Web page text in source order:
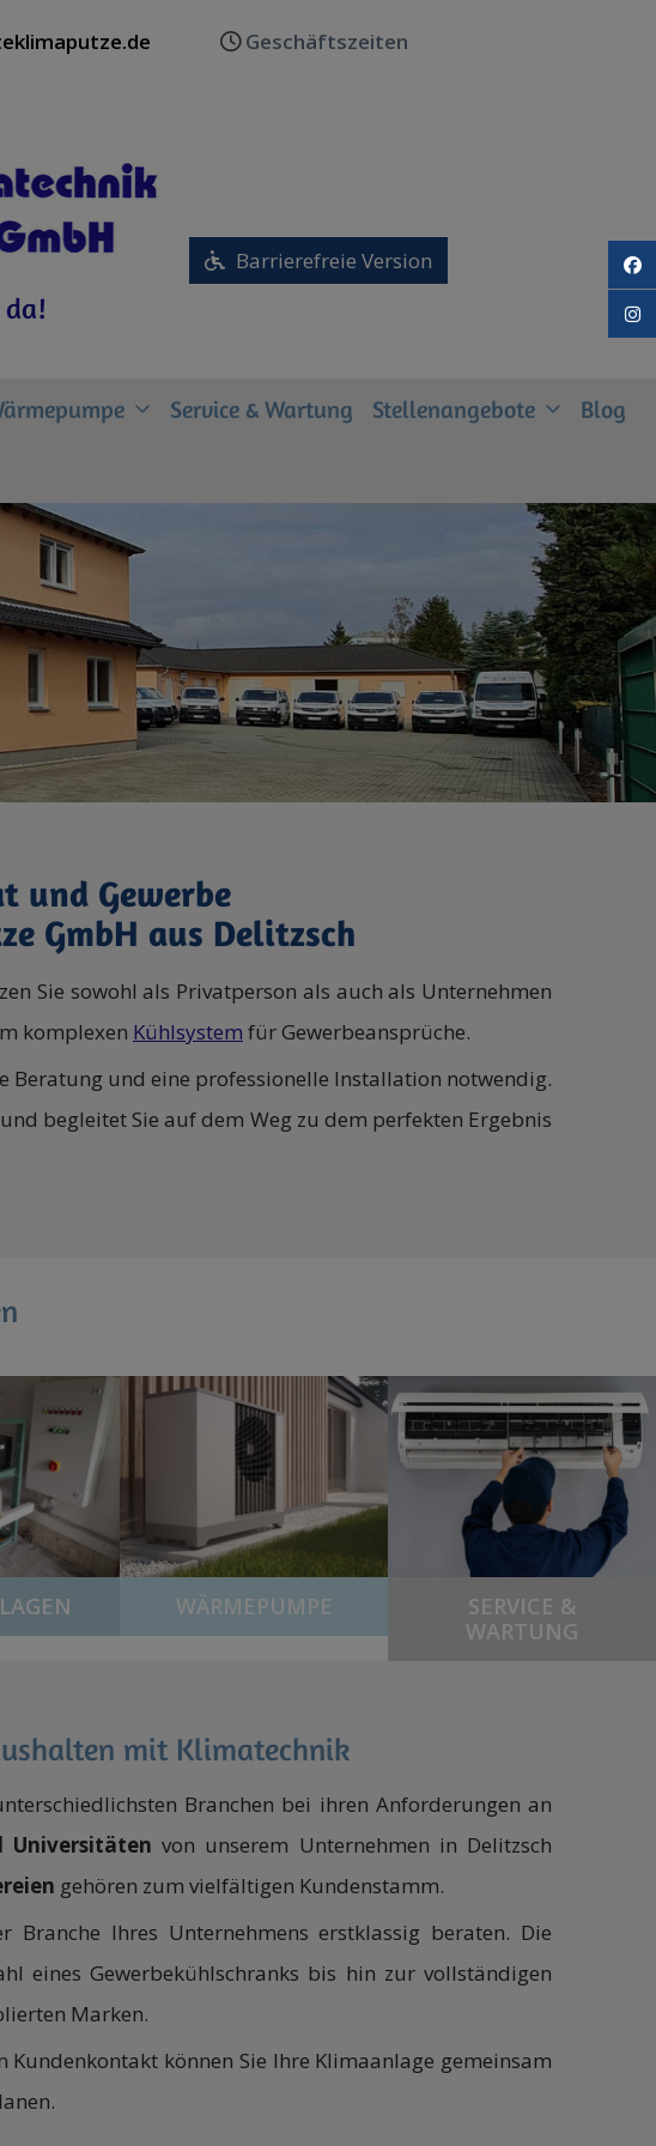
Geschäftszeiten
da!
Barrierefreie Version
Service & Wartung Stellenangebote Blog
und Gewerbe
GmbH aus Delitzsch
Sie sowohl als Privatperson als auch als Unternehmen
komplexen Kühlsystem für Gewerbeansprüche.
und eine professionelle Installation notwendig.
begleitet Sie auf dem Weg zu dem perfekten Ergebnis
WÄRMEPUMPE
SERVICE &
WARTUNG
mit Klimatechnik
Branchen bei ihren Anforderungen an
Universitäten von unserem Unternehmen in Delitzsch
gehören zum vielfältigen Kundenstamm.
Ihres Unternehmens erstklassig beraten. Die
eines Gewerbekühlschranks bis hin zur vollständigen
Marken.
können Sie Ihre Klimaanlage gemeinsam